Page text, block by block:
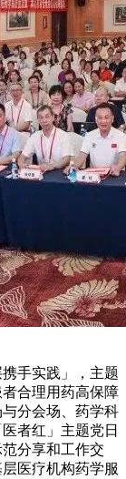
手实践」，主题
合理用药高保障
分会场、药学科
者红」主题党日
分享和工作交
医疗机构药学服